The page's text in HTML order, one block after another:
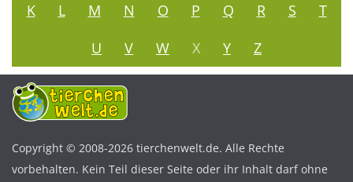
K
L M N O P Q R S
T
U
V W X Y Z
Copyright © 2008-2026 tierchenwelt.de. Alle Rechte
vorbehalten. Kein Teil dieser Seite oder ihr Inhalt darf ohne